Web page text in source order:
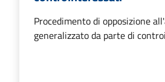
Procedimento di opposizione
generalizzato da parte di